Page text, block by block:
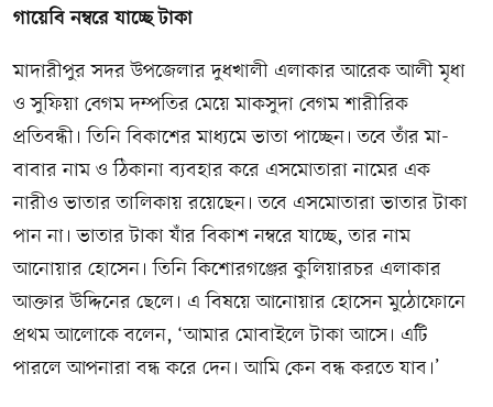
গায়েবি নম্বরে যাচ্ছে টাকা
মাদারীপুর সদর উপজেলার দুধখালী এলাকার আরেক আলী মৃধা
ও সুফিয়া বেগম দম্পতির মেয়ে মাকসুদা বেগম শারীরিক
প্রতিবন্ধী। তিনি বিকাশের মাধ্যমে ভাতা পাচ্ছেন। তবে তাঁর মা-
বাবার নাম ও ঠিকানা ব্যবহার করে এসমোতারা নামের এক
নারীও ভাতার তালিকায় রয়েছেন। তবে এসমোতারা ভাতার টাকা
পান না। ভাতার টাকা যাঁর বিকাশ নম্বরে যাচ্ছে, তার নাম
আনোয়ার হোসেন। তিনি কিশোরগঞ্জের কুলিয়ারচর এলাকার
আক্তার উদ্দিনের ছেলে। এ বিষয়ে আনোয়ার হোসেন মুঠোফোনে
প্রথম আলোকে বলেন, ‘আমার মোবাইলে টাকা আসে। এটি
পারলে আপনারা বন্ধ করে দেন। আমি কেন বন্ধ করতে যাব।’